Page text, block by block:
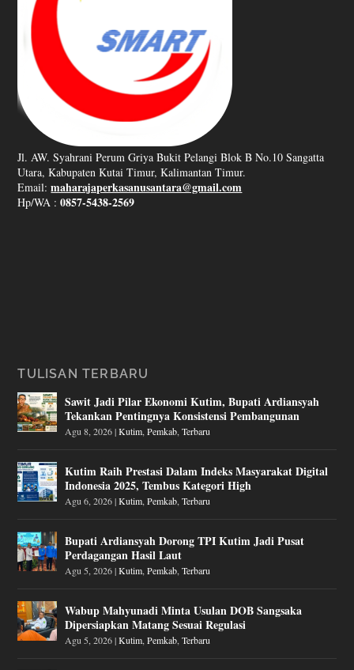
Jl. AW. Syahrani Perum Griya Bukit Pelangi Blok B No.10 Sangatta
Utara, Kabupaten Kutai Timur, Kalimantan Timur.
Email:maharajaperkasanusantara@gmail.com
Hp/WA :0857-5438-2569
TULISAN TERBARU
Sawit Jadi Pilar Ekonomi Kutim, Bupati Ardiansyah
Tekankan Pentingnya Konsistensi Pembangunan
Agu 8, 2026|Kutim ,Pemkab ,Terbaru
Kutim Raih Prestasi Dalam Indeks Masyarakat Digital
Indonesia 2025, Tembus Kategori High
Agu 6, 2026|Kutim ,Pemkab ,Terbaru
Bupati Ardiansyah Dorong TPI Kutim Jadi Pusat
Perdagangan Hasil Laut
Agu 5, 2026|Kutim ,Pemkab ,Terbaru
Wabup Mahyunadi Minta Usulan DOB Sangsaka
Dipersiapkan Matang Sesuai Regulasi
Agu 5, 2026|Kutim ,Pemkab ,Terbaru